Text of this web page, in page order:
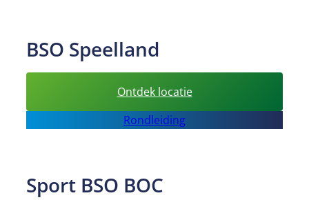
BSO Speelland
Ontdek locatie:
BSO
Speelland
Rondleiding
Sport BSO BOC